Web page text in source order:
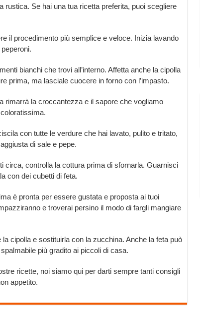
rustica. Se hai una tua ricetta preferita, puoi scegliere
il procedimento più semplice e veloce. Inizia lavando
bianchi che trovi all’interno. Affetta anche la cipolla
prima, ma lasciale cuocere in forno con l’impasto.
rimarrà la croccantezza e il sapore che vogliamo
con tutte le verdure che hai lavato, pulito e tritato,
di sale e pepe.
circa, controlla la cottura prima di sfornarla. Guarnisci
con dei cubetti di feta.
è pronta per essere gustata e proposta ai tuoi
e troverai persino il modo di fargli mangiare
cipolla e sostituirla con la zucchina. Anche la feta può
più gradito ai piccoli di casa.
ricette, noi siamo qui per darti sempre tanti consigli
appetito.